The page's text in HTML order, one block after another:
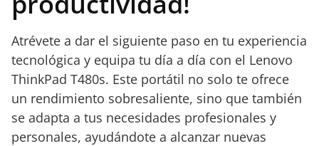
Atrévete a dar el siguiente paso en tu experiencia
tecnológica y equipa tu día a día con el Lenovo
ThinkPad T480s. Este portátil no solo te ofrece
un rendimiento sobresaliente, sino que también
se adapta a tus necesidades profesionales y
personales, ayudándote a alcanzar nuevas